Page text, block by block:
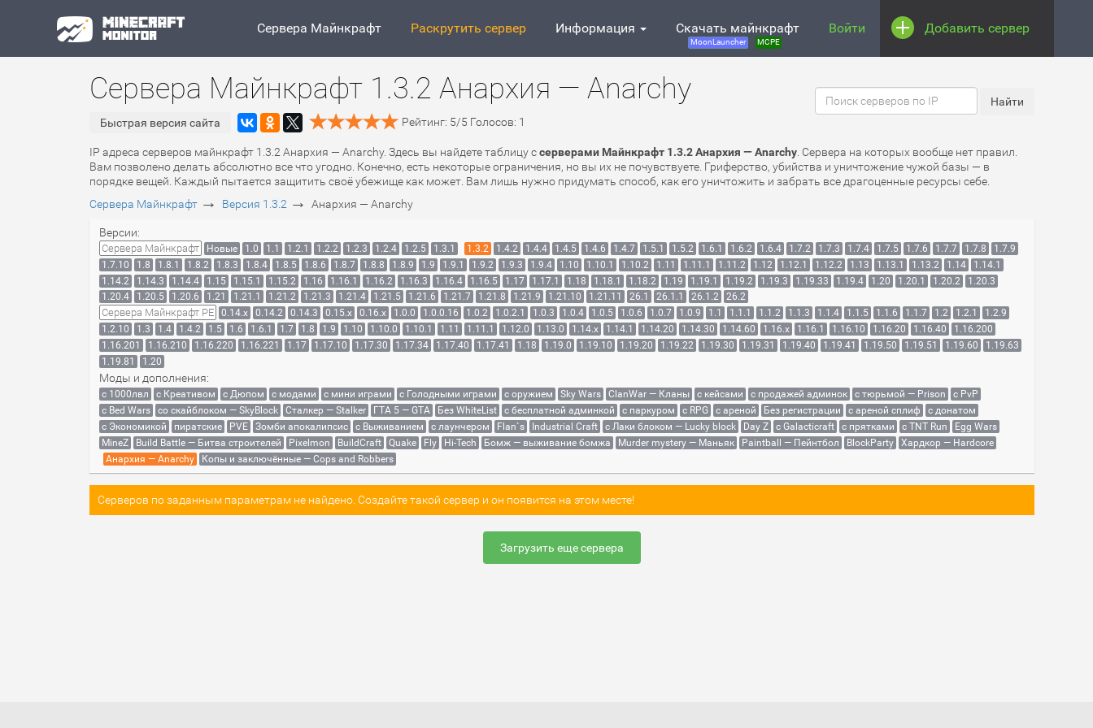
Сервера Майнкрафт Раскрутить сервер Информация Скачать майнкрафт
MoonLauncher MCPE
Войти Добавить сервер
Сервера Майнкрафт 1.3.2 Анархия — Anarchy
Быстрая версия сайта Рейтинг: 5/5 Голосов: 1
IP адреса серверов майнкрафт 1.3.2 Анархия — Anarchy. Здесь вы найдете таблицу ссерверами Майнкрафт 1.3.2 Анархия — Anarchy . Сервера на которых вообще нет правил.
Вам позволено делать абсолютно все что угодно. Конечно, есть некоторые ограничения, но вы их не почувствуете. Гриферство, убийства и уничтожение чужой базы — в
порядке вещей. Каждый пытается защитить своё убежище как может. Вам лишь нужно придумать способ, как его уничтожить и забрать все драгоценные ресурсы себе.
Сервера Майнкрафт → Версия 1.3.2 → Анархия — Anarchy
Версии:
Сервера Майнкрафт Новые 1.0 1.1 1.2.1 1.2.2 1.2.3 1.2.4 1.2.5 1.3.1 1.3.2 1.4.2 1.4.4 1.4.5 1.4.6 1.4.7 1.5.1 1.5.2 1.6.1 1.6.2 1.6.4 1.7.2 1.7.3 1.7.4 1.7.5 1.7.6 1.7.7 1.7.8
1.7.9
1.7.10
1.8 1.8.1 1.8.2 1.8.3 1.8.4 1.8.5 1.8.6 1.8.7 1.8.8 1.8.9 1.9 1.9.1 1.9.2 1.9.3 1.9.4 1.10 1.10.1 1.10.2 1.11 1.11.1 1.11.2 1.12 1.12.1 1.12.2 1.13 1.13.1 1.13.2 1.14
1.14.1
1.14.2
1.14.3 1.14.4 1.15 1.15.1 1.15.2 1.16 1.16.1 1.16.2 1.16.3 1.16.4 1.16.5 1.17 1.17.1 1.18 1.18.1 1.18.2 1.19 1.19.1 1.19.2 1.19.3 1.19.33 1.19.4 1.20 1.20.1 1.20.2
1.20.3
1.20.4
1.20.5 1.20.6 1.21 1.21.1 1.21.2 1.21.3 1.21.4 1.21.5 1.21.6 1.21.7 1.21.8 1.21.9 1.21.10 1.21.11 26.1 26.1.1 26.1.2 26.2
Сервера Майнкрафт PE 0.14.x 0.14.2 0.14.3 0.15.x 0.16.x 1.0.0 1.0.0.16 1.0.2 1.0.2.1 1.0.3 1.0.4 1.0.5 1.0.6 1.0.7 1.0.9 1.1 1.1.1 1.1.2 1.1.3 1.1.4 1.1.5 1.1.6 1.1.7 1.2 1.2.1
1.2.9
1.2.10
1.3 1.4 1.4.2 1.5 1.6 1.6.1 1.7 1.8 1.9 1.10 1.10.0 1.10.1 1.11 1.11.1 1.12.0 1.13.0 1.14.x 1.14.1 1.14.20 1.14.30 1.14.60 1.16.x 1.16.1 1.16.10 1.16.20 1.16.40
1.16.200
1.16.201
1.16.210 1.16.220 1.16.221 1.17 1.17.10 1.17.30 1.17.34 1.17.40 1.17.41 1.18 1.19.0 1.19.10 1.19.20 1.19.22 1.19.30 1.19.31 1.19.40 1.19.41 1.19.50 1.19.51 1.19.60
1.19.63
1.19.81
1.20
Моды и дополнения:
с 1000лвл c Креативом с Дюпом с модами с мини играми с Голодными играми с оружием Sky Wars ClanWar — Кланы с кейсами с продажей админок с тюрьмой — Prison
с PvP
с Bed Wars
со скайблоком — SkyBlock Сталкер — Stalker ГТА 5 — GTA Без WhiteList с бесплатной админкой с паркуром с RPG с ареной Без регистрации с ареной сплиф
с донатом
с Экономикой
пиратские PVE Зомби апокалипсис с Выживанием с лаунчером Flan`s Industrial Craft с Лаки блоком — Lucky block Day Z с Galacticraft с прятками с TNT Run
Egg Wars
MineZ
Build Battle — Битва строителей Pixelmon BuildCraft Quake Fly Hi-Tech Бомж — выживание бомжа Murder mystery — Маньяк Paintball — Пейнтбол BlockParty
Хардкор — Hardcore
Анархия — Anarchy
Копы и заключённые — Cops and Robbers
Серверов по заданным параметрам не найдено. Создайте такой сервер и он появится на этом месте!
Загрузить еще сервера